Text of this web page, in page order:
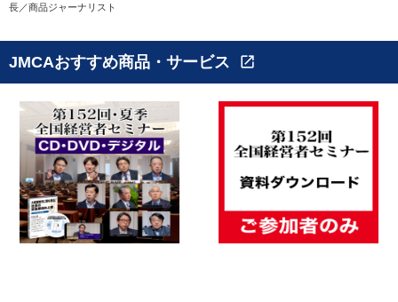
長／商品ジャーナリスト
JMCAおすすめ商品・サービス open_in_new